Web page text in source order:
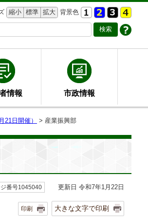
縮小 標準 拡大 背景色
情報 市政情報
21日開催） > 産業振興部
番号1045040 更新日 令和7年1月22日
印刷 大きな文字で印刷